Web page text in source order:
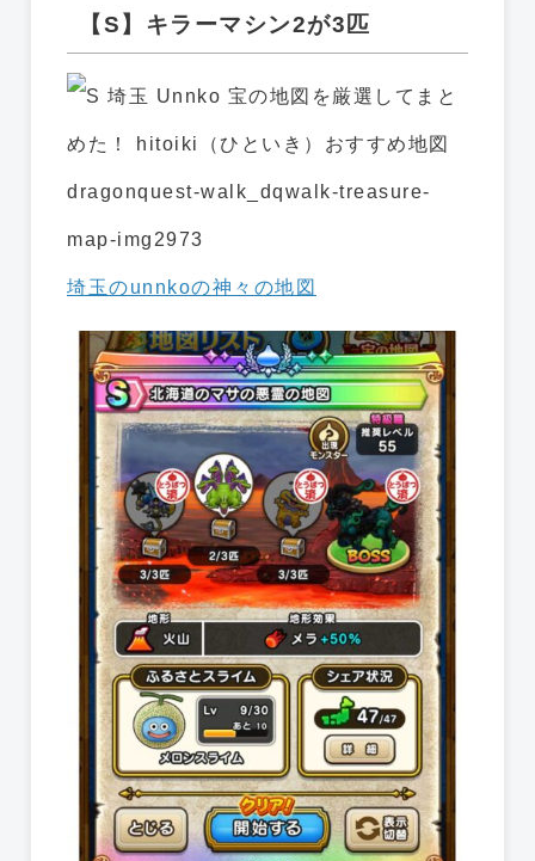
【S】キラーマシン2が3匹
埼玉のunnkoの神々の地図